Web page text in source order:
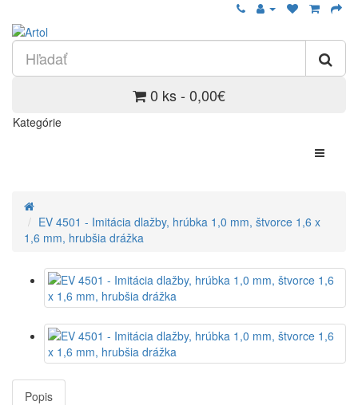
0 ks - 0,00€
Kategórie
EV 4501 - Imitácia dlažby, hrúbka 1,0 mm, štvorce 1,6 x
1,6 mm, hrubšia drážka
Popis